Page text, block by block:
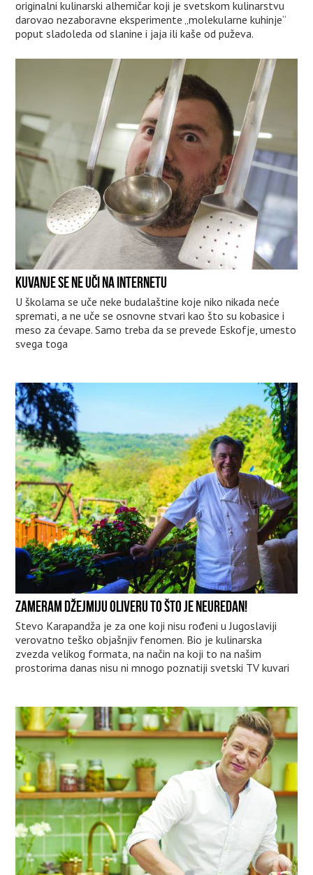
originalni kulinarski alhemičar koji je svetskom kulinarstvu
darovao nezaboravne eksperimente „molekularne kuhinje“
poput sladoleda od slanine i jaja ili kaše od puževa.
KUVANJE SE NE UČI NA INTERNETU
U školama se uče neke budalaštine koje niko nikada neće
spremati, a ne uče se osnovne stvari kao što su kobasice i
meso za ćevape. Samo treba da se prevede Eskofje, umesto
svega toga
ZAMERAM DŽEJMIJU OLIVERU TO ŠTO JE NEUREDAN!
Stevo Karapandža je za one koji nisu rođeni u Jugoslaviji
verovatno teško objašnjiv fenomen. Bio je kulinarska
zvezda velikog formata, na način na koji to na našim
prostorima danas nisu ni mnogo poznatiji svetski TV kuvari